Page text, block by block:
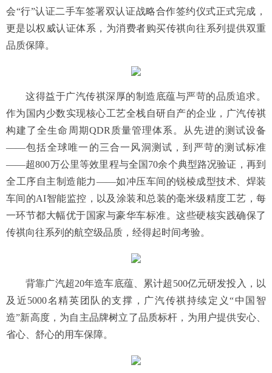
会“行”认证二手车签署双认证战略合作签约仪式正式完成，
更是以权威认证体系，为消费者购买传祺向往系列提供双重
品质保障。
这得益于广汽传祺深厚的制造底蕴与严苛的品质追求。
作为国内少数实现核心工艺全栈自研自产的企业，广汽传祺
构建了全生命周期QDR质量管理体系。从先进的测试设备
——包括全球唯一的三合一风洞测试，到严苛的测试标准
——超800万公里等效里程与全国70余个典型路况验证，再到
全工序自主制造能力——如冲压车间的锐棱成型技术、焊装
车间的AI智能监控，以及涂装和总装的毫米级精度工艺，每
一环节都大幅优于国家与豪华车标准。这些硬核实践确保了
传祺向往系列的航空级品质，经得起时间考验。
背靠广汽超20年造车底蕴、累计超500亿元研发投入，以
及近5000名精英团队的支撑，广汽传祺持续定义“中国智
造”新高度，为自主品牌树立了品质标杆，为用户提供安心、
省心、舒心的用车保障。